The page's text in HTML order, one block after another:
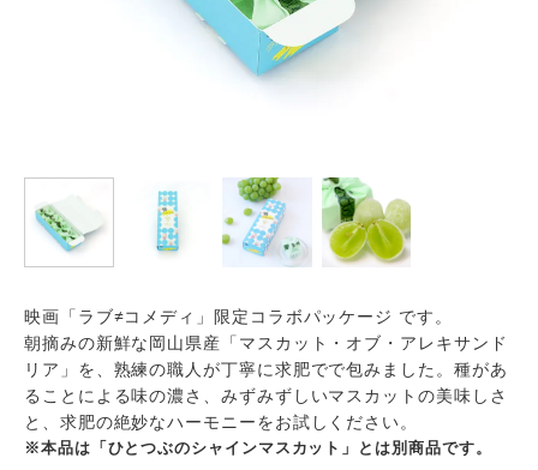
映画「ラブ≠コメディ」限定コラボパッケージ です。
朝摘みの新鮮な岡山県産「マスカット・オブ・アレキサンド
リア」を、熟練の職人が丁寧に求肥でで包みました。種があ
ることによる味の濃さ、みずみずしいマスカットの美味しさ
と、求肥の絶妙なハーモニーをお試しください。
※本品は「ひとつぶのシャインマスカット」とは別商品です。